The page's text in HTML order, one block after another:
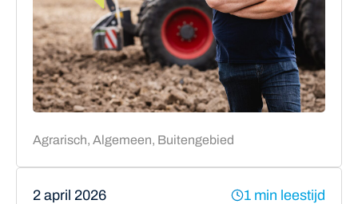
Agrarisch, Algemeen, Buitengebied
2 april 2026 1 min leestijd